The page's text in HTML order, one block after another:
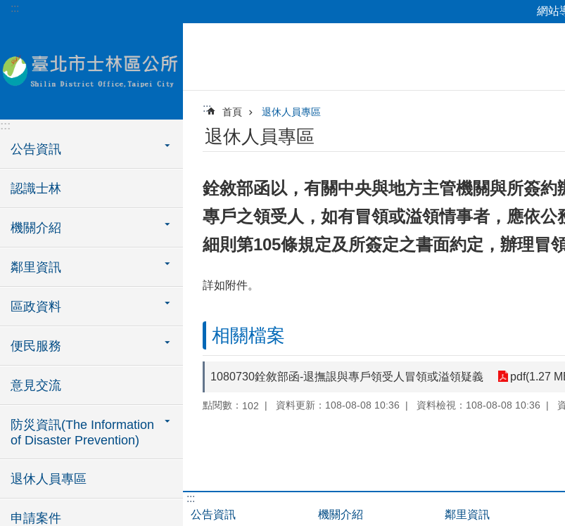
跳到主要內容區塊
::: 網站
:::
公告資訊
認識士林
機關介紹
鄰里資訊
區政資料
便民服務
意見交流
防災資訊(The Information
of Disaster Prevention)
退休人員專區
申請案件
::: 首頁 退休人員專區
退休人員專區
銓敘部函以，有關中央與地方主管機關與所簽
專戶之領受人，如有冒領或溢領情事者，應依
細則第105條規定及所簽定之書面約定，辦理冒
詳如附件。
相關檔案
1080730銓敘部函-退撫詪與專戶領受人冒領或溢領疑義 pdf(1.27
點閱數： 102 資料更新：108-08-08 10:36 資料檢視：108-08-08 10:36
:::
公告資訊
機關介紹 鄰里資訊